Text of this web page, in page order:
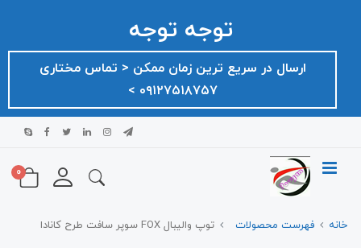
توجه توجه
ارسال در سریع ترین زمان ممکن ‌< تماس مختاری
۰۹۱۲۷۵۱۸۷۵۷ >
0
خانه فهرست محصولات توپ والیبال FOX سوپر سافت طرح کانادا